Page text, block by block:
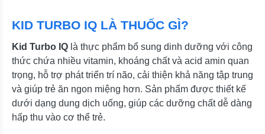
KID TURBO IQ LÀ THUỐC GÌ?
Kid Turbo IQ là thực phẩm bổ sung dinh dưỡng với công
thức chứa nhiều vitamin, khoáng chất và acid amin quan
trọng, hỗ trợ phát triển trí não, cải thiện khả năng tập trung
và giúp trẻ ăn ngon miệng hơn. Sản phẩm được thiết kế
dưới dạng dung dịch uống, giúp các dưỡng chất dễ dàng
hấp thu vào cơ thể trẻ.